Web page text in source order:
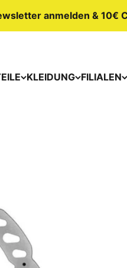
anmelden & 10€
KLEIDUNG FILIALEN